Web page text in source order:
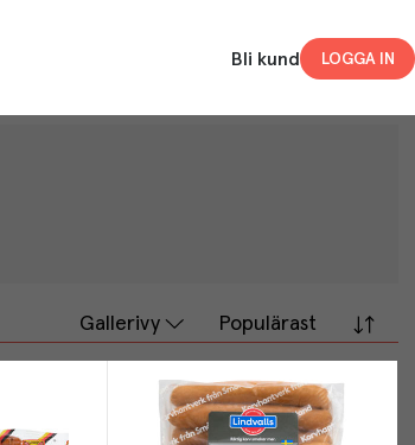
Bli kund LOGGA IN
Gallerivy Populärast